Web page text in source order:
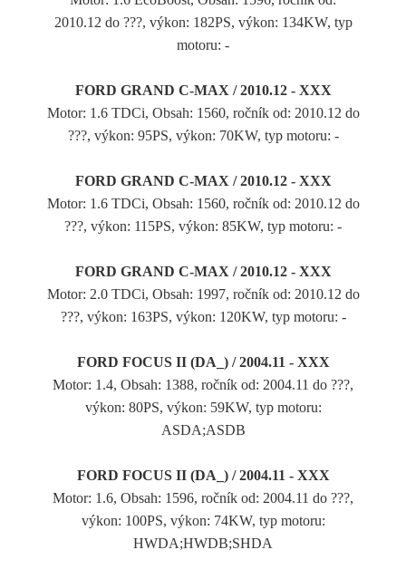
2010.12 do ???, výkon: 182PS, výkon: 134KW, typ
motoru: -
FORD GRAND C-MAX / 2010.12 - XXX
Motor: 1.6 TDCi, Obsah: 1560, ročník od: 2010.12 do
???, výkon: 95PS, výkon: 70KW, typ motoru: -
FORD GRAND C-MAX / 2010.12 - XXX
Motor: 1.6 TDCi, Obsah: 1560, ročník od: 2010.12 do
???, výkon: 115PS, výkon: 85KW, typ motoru: -
FORD GRAND C-MAX / 2010.12 - XXX
Motor: 2.0 TDCi, Obsah: 1997, ročník od: 2010.12 do
???, výkon: 163PS, výkon: 120KW, typ motoru: -
FORD FOCUS II (DA_) / 2004.11 - XXX
Motor: 1.4, Obsah: 1388, ročník od: 2004.11 do ???,
výkon: 80PS, výkon: 59KW, typ motoru:
ASDA;ASDB
FORD FOCUS II (DA_) / 2004.11 - XXX
Motor: 1.6, Obsah: 1596, ročník od: 2004.11 do ???,
výkon: 100PS, výkon: 74KW, typ motoru:
HWDA;HWDB;SHDA